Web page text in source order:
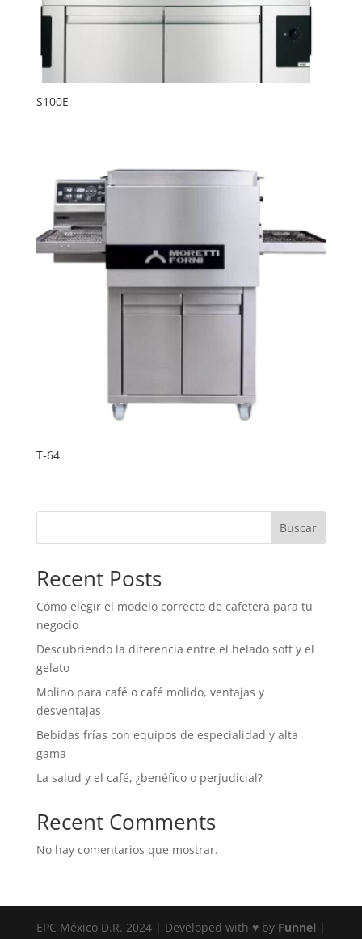
S100E
T-64
Buscar
Recent Posts
Cómo elegir el modelo correcto de cafetera para tu
negocio
Descubriendo la diferencia entre el helado soft y el
gelato
Molino para café o café molido, ventajas y
desventajas
Bebidas frías con equipos de especialidad y alta
gama
La salud y el café, ¿benéfico o perjudicial?
Recent Comments
No hay comentarios que mostrar.
EPC México D.R. 2024 | Developed with ♥ by Funnel |